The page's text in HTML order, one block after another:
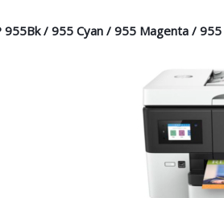
955Bk / 955 Cyan / 955 Magenta /